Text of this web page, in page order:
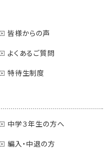
皆様からの声
よくあるご質問
特待生制度
中学３年生の方へ
編入・中退の方